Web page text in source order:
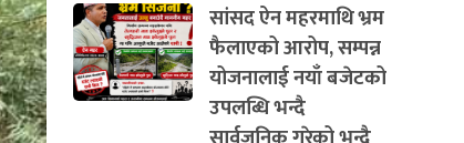
सांसद ऐन महरमाथि भ्रम
फैलाएको आरोप, सम्पन्न
योजनालाई नयाँ बजेटको
उपलब्धि भन्दै